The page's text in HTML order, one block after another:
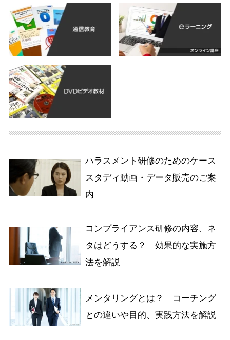
ハラスメント研修のためのケース
スタディ動画・データ販売のご案
内
コンプライアンス研修の内容、ネ
タはどうする？ 効果的な実施方
法を解説
メンタリングとは？ コーチング
との違いや目的、実践方法を解説